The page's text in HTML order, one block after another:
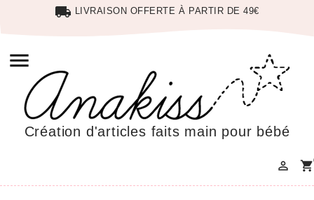
local_shipping LIVRAISON OFFERTE À PARTIR DE 49€

Création d'articles faits main pour bébé
 shopping_cart